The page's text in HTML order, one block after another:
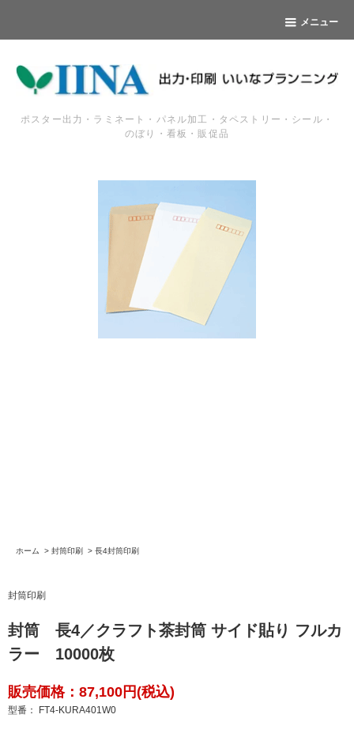
メニュー
ポスター出力・ラミネート・パネル加工・タペストリー・シール・
のぼり・看板・販促品
ホーム > 封筒印刷 > 長4封筒印刷
封筒印刷
封筒 長4／クラフト茶封筒 サイド貼り フルカ
ラー 10000枚
販売価格：87,100円(税込)
型番： FT4-KURA401W0